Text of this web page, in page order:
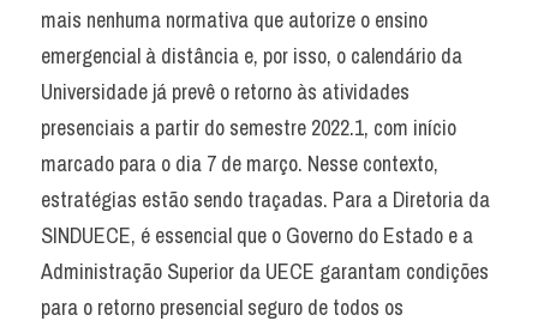
mais nenhuma normativa que autorize o ensino
emergencial à distância e, por isso, o calendário da
Universidade já prevê o retorno às atividades
presenciais a partir do semestre 2022.1, com início
marcado para o dia 7 de março. Nesse contexto,
estratégias estão sendo traçadas. Para a Diretoria da
SINDUECE, é essencial que o Governo do Estado e a
Administração Superior da UECE garantam condições
para o retorno presencial seguro de todos os